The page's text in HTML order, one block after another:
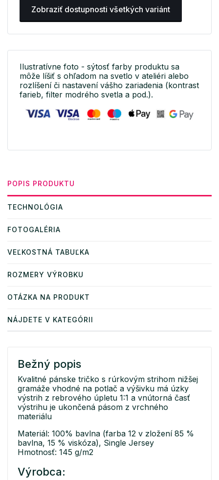
Zobraziť dostupnosti všetkých variánt
Ilustratívne foto - sýtosť farby produktu sa
môže líšiť s ohľadom na svetlo v ateliéri alebo
rozlíšení či nastavení vášho zariadenia (kontrast
farieb, filter modrého svetla a pod.).
POPIS PRODUKTU
TECHNOLÓGIA
FOTOGALÉRIA
VEĽKOSTNÁ TABUĽKA
ROZMERY VÝROBKU
OTÁZKA NA PRODUKT
NÁJDETE V KATEGÓRII
Bežný popis
Kvalitné pánske tričko s rúrkovým strihom nižšej
gramáže vhodné na potlač a výšivku má úzky
výstrih z rebrového úpletu 1:1 a vnútorná časť
výstrihu je ukončená pásom z vrchného
materiálu
Materiál: 100% bavlna (farba 12 v zložení 85 %
bavlna, 15 % viskóza), Single Jersey
Hmotnosť: 145 g/m2
Výrobca: